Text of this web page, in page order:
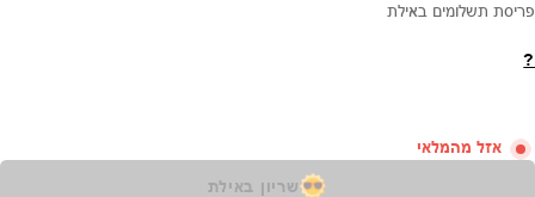
פריסת תשלומים באילת
?
אזל מהמלאי
שריון באילת